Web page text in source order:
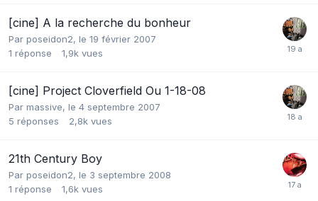
[cine] A la recherche du bonheur
Par poseidon2, le 19 février 2007
1 réponse 1,9k vues
[cine] Project Cloverfield Ou 1-18-08
Par massive, le 4 septembre 2007
5 réponses 2,8k vues
21th Century Boy
Par poseidon2, le 3 septembre 2008
1 réponse 1,6k vues